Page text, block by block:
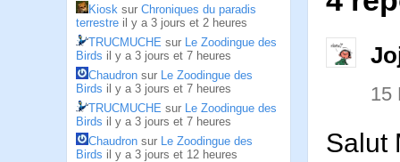
Kiosk sur Chroniques du paradis
terrestre il y a 3 jours et 2 heures
TRUCMUCHE sur Le Zoodingue des
Birds il y a 3 jours et 7 heures
Chaudron sur Le Zoodingue des
Birds il y a 3 jours et 7 heures
TRUCMUCHE sur Le Zoodingue des
Birds il y a 3 jours et 7 heures
Chaudron sur Le Zoodingue des
Birds il y a 3 jours et 12 heures
15
Salut